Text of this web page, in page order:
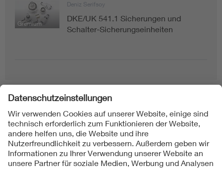
Gremium
Deniz Serifsoy
DKE/UK 541.1 Sicherungen und
Schalter-Sicherungseinheiten
Folgen Sie uns